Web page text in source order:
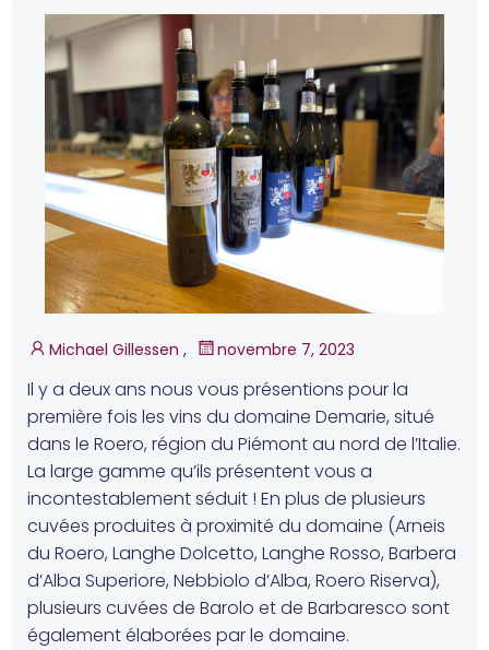
Michael Gillessen , novembre 7, 2023
Il y a deux ans nous vous présentions pour la
première fois les vins du domaine Demarie, situé
dans le Roero, région du Piémont au nord de l’Italie.
La large gamme qu’ils présentent vous a
incontestablement séduit ! En plus de plusieurs
cuvées produites à proximité du domaine (Arneis
du Roero, Langhe Dolcetto, Langhe Rosso, Barbera
d’Alba Superiore, Nebbiolo d’Alba, Roero Riserva),
plusieurs cuvées de Barolo et de Barbaresco sont
également élaborées par le domaine.